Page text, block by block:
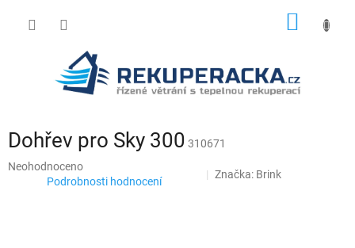
Dohřev pro Sky 300 310671
Průměrné
hodnocení
Neohodnoceno
Podrobnosti hodnocení
Značka: Brink